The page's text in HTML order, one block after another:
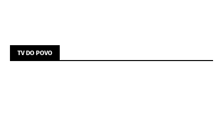
TV DO POVO